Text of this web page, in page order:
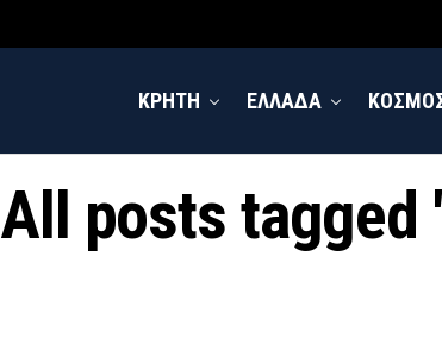
ΚΡΗΤΗ ΕΛΛΑΔΑ
All posts tagged